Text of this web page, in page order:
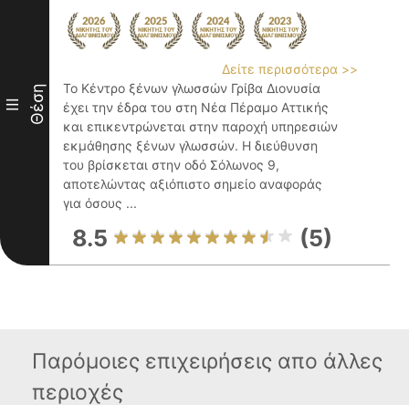
III Θέση
Δείτε περισσότερα >>
Το Κέντρο ξένων γλωσσών Γρίβα Διονυσία
έχει την έδρα του στη Νέα Πέραμο Αττικής
και επικεντρώνεται στην παροχή υπηρεσιών
εκμάθησης ξένων γλωσσών. Η διεύθυνση
του βρίσκεται στην οδό Σόλωνος 9,
αποτελώντας αξιόπιστο σημείο αναφοράς
για όσους ...
8.5 (5)
Παρόμοιες επιχειρήσεις απο άλλες
περιοχές